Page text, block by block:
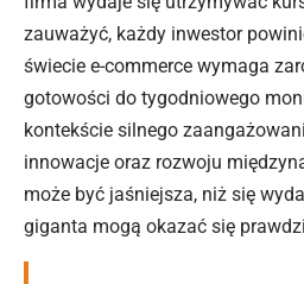
zauważyć, każdy inwestor
świecie e-commerce wymaga
gotowości do tygodniowego
kontekście silnego
innowacje oraz rozwoju
może być jaśniejsza, niż się
giganta mogą okazać się